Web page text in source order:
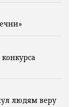
людям веру